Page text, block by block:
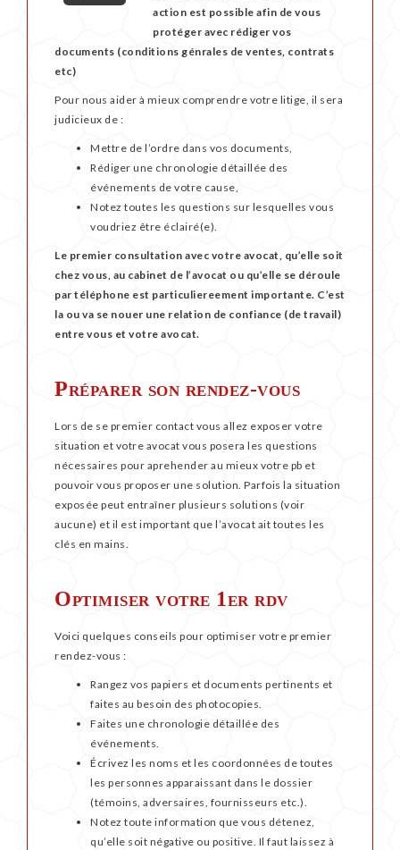
action est possible afin de vous
protéger avec rédiger vos
documents (conditions génrales de ventes, contrats
etc)
Pour nous aider à mieux comprendre votre litige, il sera
judicieux de :
Mettre de l’ordre dans vos documents,
Rédiger une chronologie détaillée des
événements de votre cause,
Notez toutes les questions sur lesquelles vous
voudriez être éclairé(e).
Le premier consultation avec votre avocat, qu’elle soit
chez vous, au cabinet de l’avocat ou qu’elle se déroule
par téléphone est particuliereement importante. C’est
la ou va se nouer une relation de confiance (de travail)
entre vous et votre avocat.
Préparer son rendez-vous
Lors de se premier contact vous allez exposer votre
situation et votre avocat vous posera les questions
nécessaires pour aprehender au mieux votre pb et
pouvoir vous proposer une solution. Parfois la situation
exposée peut entraîner plusieurs solutions (voir
aucune) et il est important que l’avocat ait toutes les
clés en mains.
Optimiser votre 1er rdv
Voici quelques conseils pour optimiser votre premier
rendez-vous :
Rangez vos papiers et documents pertinents et
faites au besoin des photocopies.
Faites une chronologie détaillée des
événements.
Écrivez les noms et les coordonnées de toutes
les personnes apparaissant dans le dossier
(témoins, adversaires, fournisseurs etc.).
Notez toute information que vous détenez,
qu’elle soit négative ou positive. Il faut laissez à